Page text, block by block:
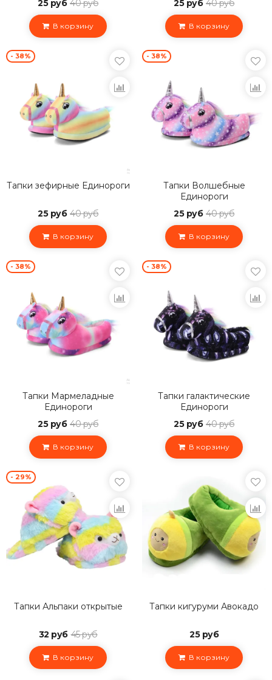
25 руб 40 руб
В корзину
25 руб 40 руб
В корзину
- 38%
Тапки зефирные Единороги
25 руб 40 руб
В корзину
- 38%
Тапки Волшебные
Единороги
25 руб 40 руб
В корзину
- 38%
Тапки Мармеладные
Единороги
25 руб 40 руб
В корзину
- 38%
Тапки галактические
Единороги
25 руб 40 руб
В корзину
- 29%
Тапки Альпаки открытые
32 руб 45 руб
В корзину
Тапки кигуруми Авокадо
25 руб
В корзину